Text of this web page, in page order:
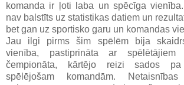
komanda ir ļoti laba un spēcīga
nav balstīts uz statistikas datiem un
bet gan uz sportisko garu un komandas
Jau ilgi pirms šim spēlēm bija
vienība, pastiprināta ar spēlētājiem
čempionāta, kārtējo reizi sados
spēlējošam komandām.